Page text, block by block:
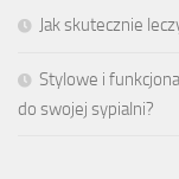
Jak skutecznie
Stylowe i
do swojej sypialni?